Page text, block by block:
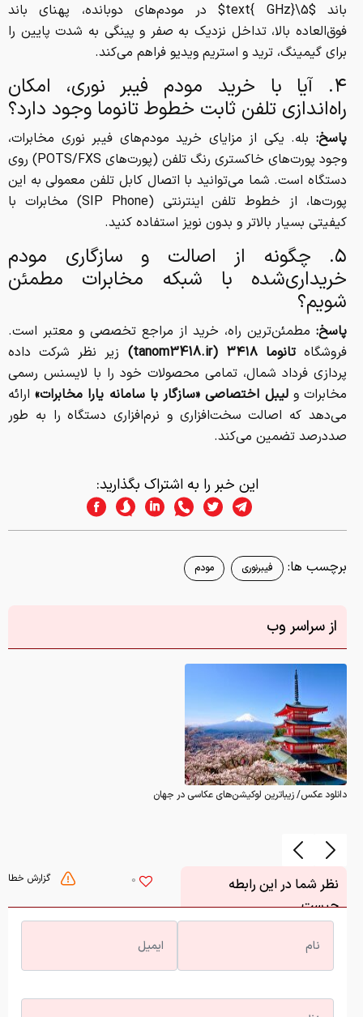
باند $5\text{ GHz}$
در مودم‌های دوبانده، پهنای باند
فوق‌العاده بالا، تداخل نزدیک به صفر و پینگی به شدت پایین را
برای گیمینگ، ترید و استریم ویدیو فراهم می‌کند.
۴. آیا با خرید مودم فیبر نوری، امکان
راه‌اندازی تلفن ثابت خطوط تانوما وجود دارد؟
پاسخ: بله. یکی از مزایای خرید مودم‌های فیبر نوری مخابرات،
وجود پورت‌های خاکستری رنگ تلفن (پورت‌های POTS/FXS) روی
دستگاه است. شما می‌توانید با اتصال کابل تلفن معمولی به این
پورت‌ها، از خطوط تلفن اینترنتی (SIP Phone) مخابرات با
کیفیتی بسیار بالاتر و بدون نویز استفاده کنید.
۵. چگونه از اصالت و سازگاری مودم
خریداری‌شده با شبکه مخابرات مطمئن
شویم؟
پاسخ: مطمئن‌ترین راه، خرید از مراجع تخصصی و معتبر است.
فروشگاهتانوما ۳۴۱۸ (tanom3418.ir)
زیر نظر شرکت داده
پردازی فرداد شمال، تمامی محصولات خود را با لایسنس رسمی
مخابرات ولیبل اختصاصی «سازگار با سامانه یارا مخابرات»ارائه
می‌دهد که اصالت سخت‌افزاری و نرم‌افزاری دستگاه را به طور
صددرصد تضمین می‌کند.
این خبر را به اشتراک بگذارید:
برچسب ها: فیبرنوری مودم
از سراسر وب
دانلود عکس/ زیباترین لوکیشن‌های عکاسی در جهان
گزارش خطا 0
نظر شما در این رابطه
چیست